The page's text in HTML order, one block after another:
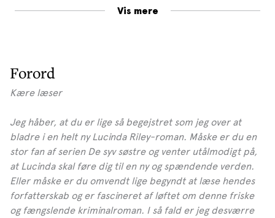
Jazz ind i kostskolens lukkede verden, og da hun
Mens sneen lægger sig over landskabet, og skolens
personale rykker sammen, kompliceres sagen
skolen, forvandler sagen sig til den mest udfordrende
i Jazz’ karriere. For kostskolen gemmer på
hemmeligheder, der er mørkere, end hun nogensinde
havde forestillet sig ...
Pressen skriver:
Vis mere
Forord
Kære læser
Jeg håber, at du er lige så begejstret som jeg over at
bladre i en helt ny Lucinda Riley-roman. Måske er du en
stor fan af serien De syv søstre og venter utålmodigt på,
at Lucinda skal føre dig til en ny og spændende verden.
Eller måske er du omvendt lige begyndt at læse hendes
forfatterskab og er fascineret af løftet om denne friske
og fængslende kriminalroman. I så fald er jeg desværre